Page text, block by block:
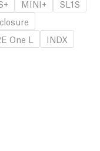
MINI+
SL1S
One L INDX